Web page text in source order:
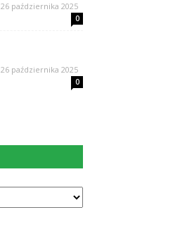
26 października 2025
0
26 października 2025
0